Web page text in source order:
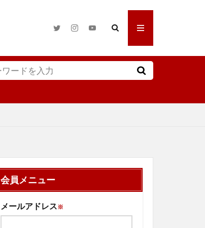
会員メニュー
メールアドレス※